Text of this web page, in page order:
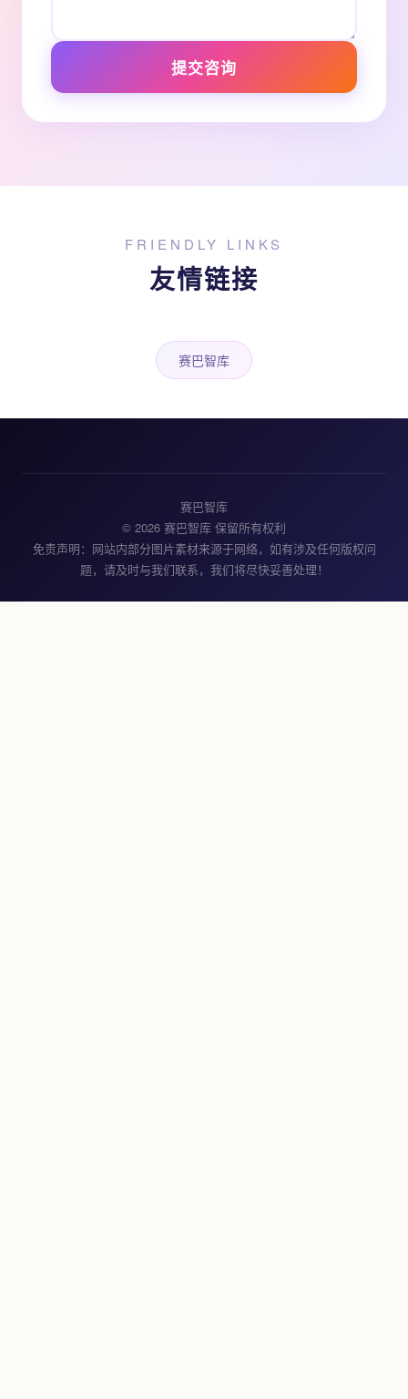
提交咨询
FRIENDLY LINKS
友情链接
赛巴智库
赛巴智库
© 2026 赛巴智库 保留所有权利
免责声明：网站内部分图片素材来源于网络，如有涉及任何版权问
题，请及时与我们联系，我们将尽快妥善处理！